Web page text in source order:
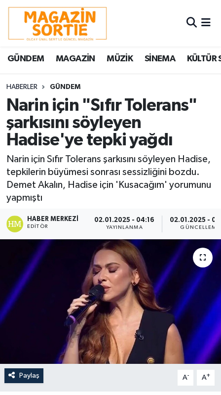
GÜNDEM MAGAZİN MÜZİK SİNEMA KÜLTÜR
HABERLER GÜNDEM
Narin için "Sıfır Tolerans"
şarkısını söyleyen
Hadise'ye tepki yağdı
Narin için Sıfır Tolerans şarkısını söyleyen Hadise,
tepkilerin büyümesi sonrası sessizliğini bozdu.
Demet Akalın, Hadise için 'Kusacağım' yorumunu
yapmıştı
HABER MERKEZI
EDITÖR
02.01.2025 - 04:16
YAYINLANMA
02.01.2025 -
GÜNCELLEME
Paylaş A- A+
Nöbetçi Eczaneler
Hava Durumu
Trafik Durumu
Süper Lig Puan Durumu ve Fikstür
Tüm Manşetler
Son Dakika Haberleri
Haber Arşivi